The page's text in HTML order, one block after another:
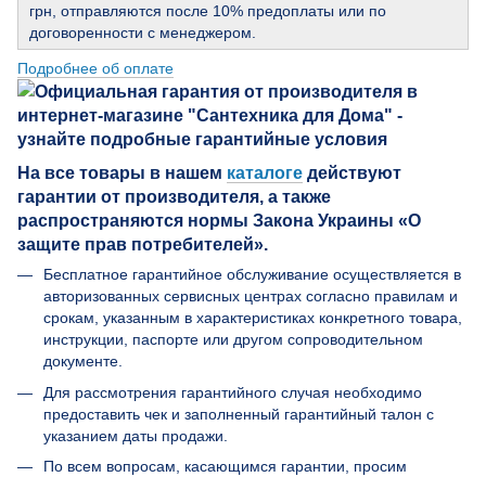
грн, отправляются после 10% предоплаты или по
договоренности с менеджером.
Подробнее об оплате
На все товары в нашем каталоге действуют
гарантии от производителя, а также
распространяются нормы Закона Украины «О
защите прав потребителей».
Бесплатное гарантийное обслуживание осуществляется в
авторизованных сервисных центрах согласно правилам и
срокам, указанным в характеристиках конкретного товара,
инструкции, паспорте или другом сопроводительном
документе.
Для рассмотрения гарантийного случая необходимо
предоставить чек и заполненный гарантийный талон с
указанием даты продажи.
По всем вопросам, касающимся гарантии, просим